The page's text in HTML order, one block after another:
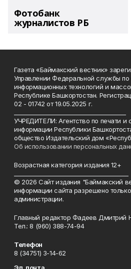
Фотобанк
журналистов РБ
Газета «Баймакский вестник»
Управлении Федеральной службы по
информационных технологий и
Республике Башкортостан.
02 - 01742 от 19.05.2025 г.
УЧРЕДИТЕЛИ: Агентство по печати
информации Республики
общество Издательский дом
Об использовании персональных
Возрастная категория издания 12+
© 2026 Сайт издания "Баймакский
информации сайта разрешено
администрации.
Главный редактор Фадеев Дмитрий
Тел.: 8 (960) 388-74-94
Телефон
8 (34751) 3-14-62